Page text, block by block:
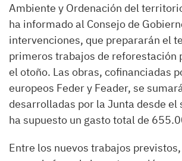
Ambiente y Ordenación del
ha informado al Consejo de
intervenciones, que prepararán el
primeros trabajos de reforestación
el otoño. Las obras, cofinanciadas
europeos Feder y Feader, se
desarrolladas por la Junta desde el
ha supuesto un gasto total de
Entre los nuevos trabajos